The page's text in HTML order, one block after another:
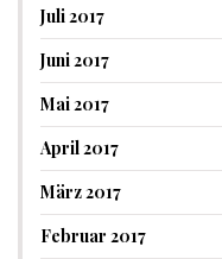
Juli 2017
Juni 2017
Mai 2017
April 2017
März 2017
Februar 2017